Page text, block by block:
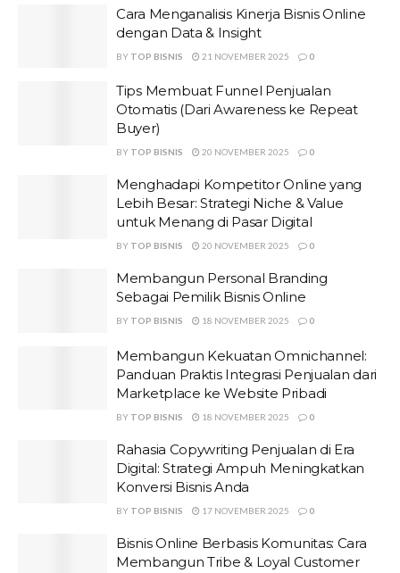
Cara Menganalisis Kinerja Bisnis Online
dengan Data & Insight
BY TOP BISNIS 21 NOVEMBER 2025 0
Tips Membuat Funnel Penjualan
Otomatis (Dari Awareness ke Repeat
Buyer)
BY TOP BISNIS 20 NOVEMBER 2025 0
Menghadapi Kompetitor Online yang
Lebih Besar: Strategi Niche & Value
untuk Menang di Pasar Digital
BY TOP BISNIS 20 NOVEMBER 2025 0
Membangun Personal Branding
Sebagai Pemilik Bisnis Online
BY TOP BISNIS 18 NOVEMBER 2025 0
Membangun Kekuatan Omnichannel:
Panduan Praktis Integrasi Penjualan dari
Marketplace ke Website Pribadi
BY TOP BISNIS 18 NOVEMBER 2025 0
Rahasia Copywriting Penjualan di Era
Digital: Strategi Ampuh Meningkatkan
Konversi Bisnis Anda
BY TOP BISNIS 17 NOVEMBER 2025 0
Bisnis Online Berbasis Komunitas: Cara
Membangun Tribe & Loyal Customer